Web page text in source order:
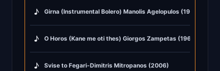
♪ Girna (Instrumental Bolero) Manolis Agelopulos (1975)
♪ O Horos (Kane me oti thes) Giorgos Zampetas (1967)
♪ Svise to Fegari-Dimitris Mitropanos (2006)